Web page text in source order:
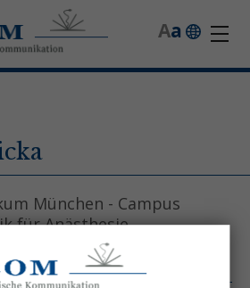
a
A
München - Campus
für Anästhesie
muenchen.de